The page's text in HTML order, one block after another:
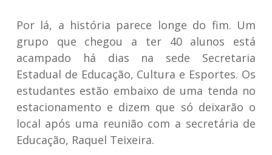
Por lá, a história parece longe do fim. Um
grupo que chegou a ter 40 alunos está
acampado há dias na sede Secretaria
Estadual de Educação, Cultura e Esportes. Os
estudantes estão embaixo de uma tenda no
estacionamento e dizem que só deixarão o
local após uma reunião com a secretária de
Educação, Raquel Teixeira.